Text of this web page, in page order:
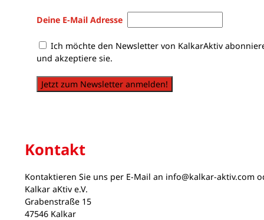
Deine E-Mail Adresse
Ich möchte den Newsletter von KalkarAktiv
und akzeptiere sie.
Jetzt zum Newsletter anmelden!
Kontakt
Kontaktieren Sie uns per E-Mail an info@kalkar-aktiv.com
Kalkar aKtiv e.V.
Grabenstraße 15
47546 Kalkar